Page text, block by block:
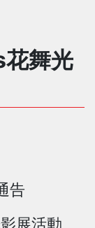
舞光
告
展活動